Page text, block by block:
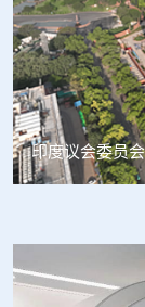
中核辐智正式